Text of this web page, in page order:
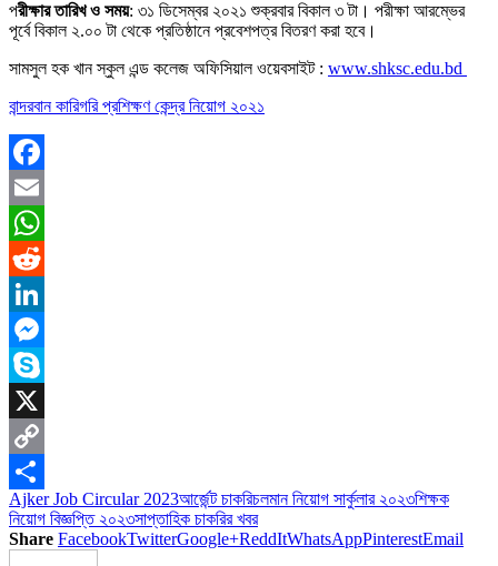
পরীক্ষার তারিখ ও সময়: ৩১ ডিসেম্বর ২০২১ শুক্রবার বিকাল ৩ টা। পরীক্ষা আরম্ভের
পূর্বে বিকাল ২.০০ টা থেকে প্রতিষ্ঠানে প্রবেশপত্র বিতরণ করা হবে।
সামসুল হক খান স্কুল এন্ড কলেজ অফিসিয়াল ওয়েবসাইট : www.shksc.edu.bd
বান্দরবান কারিগরি প্রশিক্ষণ কেন্দ্র নিয়োগ ২০২১
Facebook
Email
WhatsApp
Reddit
LinkedIn
Messenger
Skype
X
Copy
Link
Share
Ajker Job Circular 2023আর্জেন্ট চাকরিচলমান নিয়োগ সার্কুলার ২০২৩শিক্ষক
নিয়োগ বিজ্ঞপ্তি ২০২৩সাপ্তাহিক চাকরির খবর
Share FacebookTwitterGoogle+ReddItWhatsAppPinterestEmail